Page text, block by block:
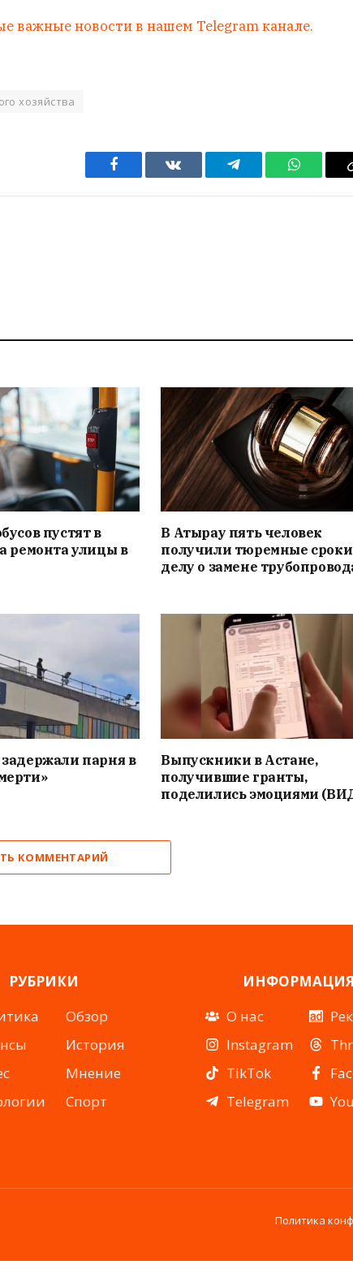
важные новости в нашем Telegram канале.
хозяйства
Facebook VKontakteTelegram
пустят в
ремонта улицы в
В Атырау пять человек
получили тюремные
делу о замене
парня в
Выпускники в Астане,
получившие гранты,
поделились эмоциями
КОММЕНТАРИЙ
РУБРИКИ
Обзор
История
Мнение
Спорт
О нас
Instagram
TikTok
Telegram
Политика